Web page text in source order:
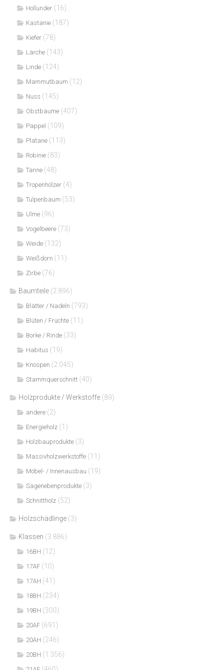
Hollunder (16)
Kastanie (187)
Kiefer (78)
Lärche (143)
Linde (124)
Mammutbaum (12)
Nuss (145)
Obstbäume (407)
Pappel (109)
Platane (113)
Robinie (83)
Tanne (48)
Tropenhölzer (4)
Tulpenbaum (53)
Ulme (96)
Vogelbeere (73)
Weide (132)
Weißdorn (11)
Zirbe (76)
Baumteile (2.896)
Blätter / Nadeln (793)
Blüten / Früchte (11)
Borke / Rinde (33)
Habitus (19)
Knospen (2.045)
Stammquerschnitt (40)
Holzprodukte / Werkstoffe (89)
andere (2)
Energieholz (1)
Holzbauprodukte (3)
Massivholzwerkstoffe (11)
Möbel- / Innenausbau (19)
Sägenebenprodukte (3)
Schnittholz (52)
Holzschädlinge (3)
Klassen (3.886)
16BH (12)
17AF (10)
17AH (41)
18BH (234)
19BH (300)
20AF (691)
20AH (246)
20BH (1.356)